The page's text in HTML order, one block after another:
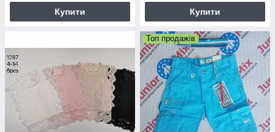
Купити Купити
Топ продажів